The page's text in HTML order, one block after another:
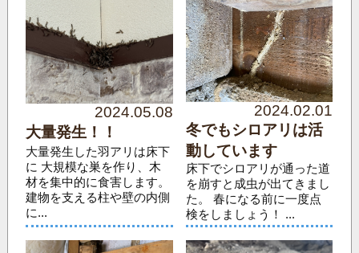
2024.05.08
大量発生！！
大量発生した羽アリは床下
に 大規模な巣を作り、木
材を集中的に食害します。
建物を支える柱や壁の内側
に...
2024.02.01
冬でもシロアリは活
動しています
床下でシロアリが通った道
を崩すと成虫が出てきまし
た。 春になる前に一度点
検をしましょう！ ...